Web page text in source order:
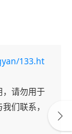
133.ht
，请勿用于
们联系，